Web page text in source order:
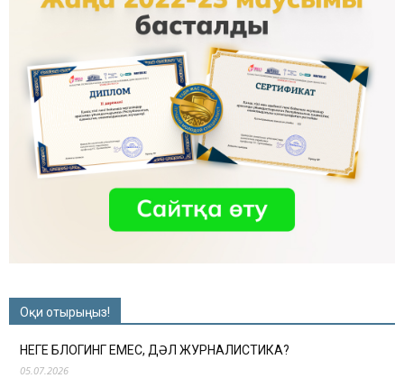
Оқи отырыңыз!
НЕГЕ БЛОГИНГ ЕМЕС, ДӘЛ ЖУРНАЛИСТИКА?
05.07.2026